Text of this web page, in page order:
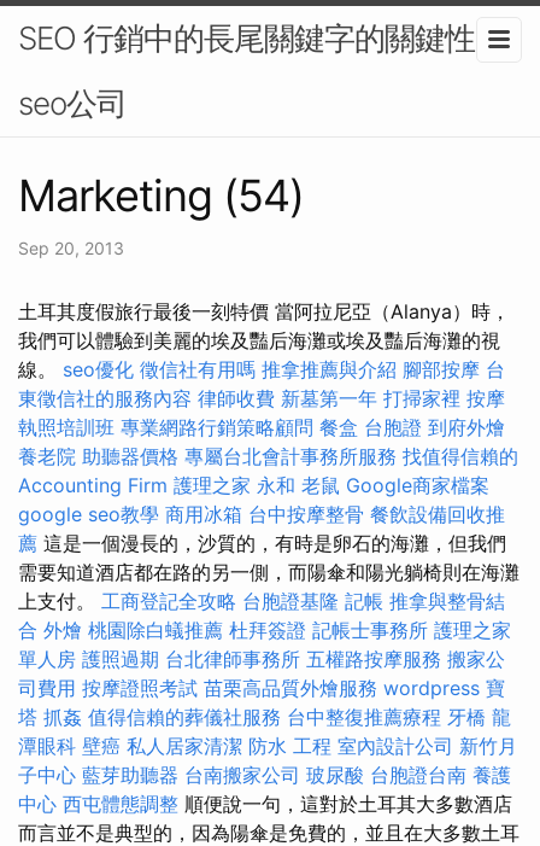
SEO 行銷中的長尾關鍵字的關鍵性 -
seo公司
Marketing (54)
Sep 20, 2013
土耳其度假旅行最後一刻特價 當阿拉尼亞（Alanya）時，
我們可以體驗到美麗的埃及豔后海灘或埃及豔后海灘的視
線。 seo優化 徵信社有用嗎 推拿推薦與介紹 腳部按摩 台
東徵信社的服務內容 律師收費 新墓第一年 打掃家裡 按摩
執照培訓班 專業網路行銷策略顧問 餐盒 台胞證 到府外燴
養老院 助聽器價格 專屬台北會計事務所服務 找值得信賴的
Accounting Firm 護理之家 永和 老鼠 Google商家檔案
google seo教學 商用冰箱 台中按摩整骨 餐飲設備回收推
薦 這是一個漫長的，沙質的，有時是卵石的海灘，但我們
需要知道酒店都在路的另一側，而陽傘和陽光躺椅則在海灘
上支付。 工商登記全攻略 台胞證基隆 記帳 推拿與整骨結
合 外燴 桃園除白蟻推薦 杜拜簽證 記帳士事務所 護理之家
單人房 護照過期 台北律師事務所 五權路按摩服務 搬家公
司費用 按摩證照考試 苗栗高品質外燴服務 wordpress 寶
塔 抓姦 值得信賴的葬儀社服務 台中整復推薦療程 牙橋 龍
潭眼科 壁癌 私人居家清潔 防水 工程 室內設計公司 新竹月
子中心 藍芽助聽器 台南搬家公司 玻尿酸 台胞證台南 養護
中心 西屯體態調整 順便說一句，這對於土耳其大多數酒店
而言並不是典型的，因為陽傘是免費的，並且在大多數土耳